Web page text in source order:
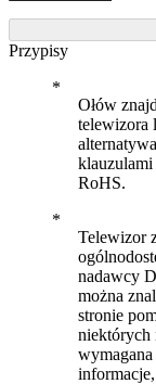
Przypisy
Ołów
telewizora
RoHS.
Telewizor
nadawcy
można
stronie
niektórych